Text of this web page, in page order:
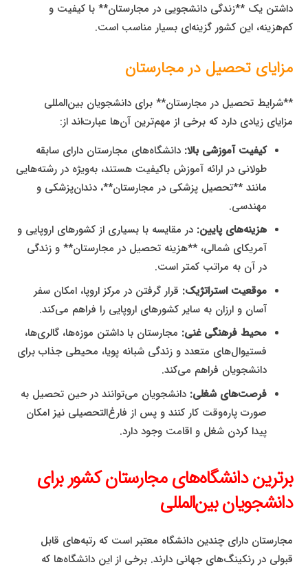
داشتن یک **زندگی دانشجویی در مجارستان** با کیفیت و
کم‌هزینه، این کشور گزینه‌ای بسیار مناسب است.
مزایای تحصیل در مجارستان
**شرایط تحصیل در مجارستان** برای دانشجویان بین‌المللی
مزایای زیادی دارد که برخی از مهم‌ترین آن‌ها عبارت‌اند از:
کیفیت آموزشی بالا: دانشگاه‌های مجارستان دارای سابقه
طولانی در ارائه آموزش باکیفیت هستند، به‌ویژه در رشته‌هایی
مانند **تحصیل پزشکی در مجارستان**، دندان‌پزشکی و
مهندسی.
هزینه‌های پایین: در مقایسه با بسیاری از کشورهای اروپایی و
آمریکای شمالی، **هزینه تحصیل در مجارستان** و زندگی
در آن به مراتب کمتر است.
موقعیت استراتژیک: قرار گرفتن در مرکز اروپا، امکان سفر
آسان و ارزان به سایر کشورهای اروپایی را فراهم می‌کند.
محیط فرهنگی غنی: مجارستان با داشتن موزه‌ها، گالری‌ها،
فستیوال‌های متعدد و زندگی شبانه پویا، محیطی جذاب برای
دانشجویان فراهم می‌کند.
فرصت‌های شغلی: دانشجویان می‌توانند در حین تحصیل به
صورت پاره‌وقت کار کنند و پس از فارغ‌التحصیلی نیز امکان
پیدا کردن شغل و اقامت وجود دارد.
برترین دانشگاه‌های مجارستان کشور برای
دانشجویان بین‌المللی
مجارستان دارای چندین دانشگاه معتبر است که رتبه‌های قابل
قبولی در رنکینگ‌های جهانی دارند. برخی از این دانشگاه‌ها که